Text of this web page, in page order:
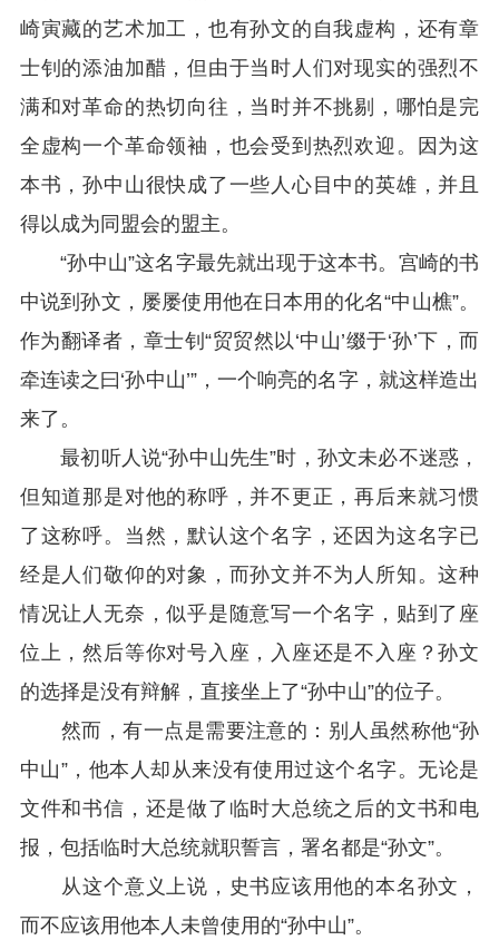
崎寅藏的艺术加工，也有孙文的自我虚构，还有章
士钊的添油加醋，但由于当时人们对现实的强烈不
满和对革命的热切向往，当时并不挑剔，哪怕是完
全虚构一个革命领袖，也会受到热烈欢迎。因为这
本书，孙中山很快成了一些人心目中的英雄，并且
得以成为同盟会的盟主。
“孙中山”这名字最先就出现于这本书。宫崎的书
中说到孙文，屡屡使用他在日本用的化名“中山樵”。
作为翻译者，章士钊“贸贸然以‘中山’缀于‘孙’下，而
牵连读之曰‘孙中山’”，一个响亮的名字，就这样造出
来了。
最初听人说“孙中山先生”时，孙文未必不迷惑，
但知道那是对他的称呼，并不更正，再后来就习惯
了这称呼。当然，默认这个名字，还因为这名字已
经是人们敬仰的对象，而孙文并不为人所知。这种
情况让人无奈，似乎是随意写一个名字，贴到了座
位上，然后等你对号入座，入座还是不入座？孙文
的选择是没有辩解，直接坐上了“孙中山”的位子。
然而，有一点是需要注意的：别人虽然称他“孙
中山”，他本人却从来没有使用过这个名字。无论是
文件和书信，还是做了临时大总统之后的文书和电
报，包括临时大总统就职誓言，署名都是“孙文”。
从这个意义上说，史书应该用他的本名孙文，
而不应该用他本人未曾使用的“孙中山”。